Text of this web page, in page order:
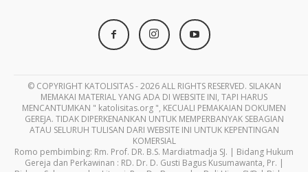
© COPYRIGHT KATOLISITAS - 2026 ALL RIGHTS RESERVED. SILAKAN
MEMAKAI MATERIAL YANG ADA DI WEBSITE INI, TAPI HARUS
MENCANTUMKAN " katolisitas.org ", KECUALI PEMAKAIAN DOKUMEN
GEREJA. TIDAK DIPERKENANKAN UNTUK MEMPERBANYAK SEBAGIAN
ATAU SELURUH TULISAN DARI WEBSITE INI UNTUK KEPENTINGAN
KOMERSIAL
Romo pembimbing: Rm. Prof. DR. B.S. Mardiatmadja SJ. | Bidang Hukum
Gereja dan Perkawinan : RD. Dr. D. Gusti Bagus Kusumawanta, Pr. |